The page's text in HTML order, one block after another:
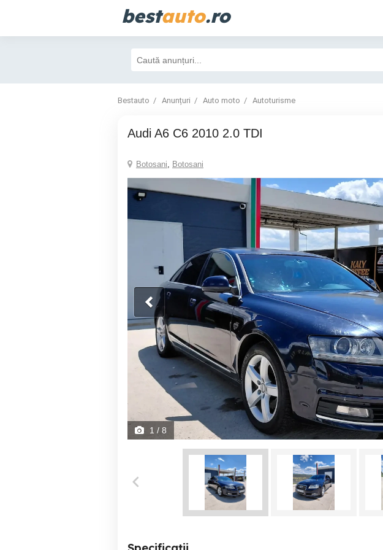
bestauto.ro
Bestauto Anunțuri Auto moto Autoturisme
Audi A6 C6 2010 2.0 TDI
Botosani, Botosani
1 / 8